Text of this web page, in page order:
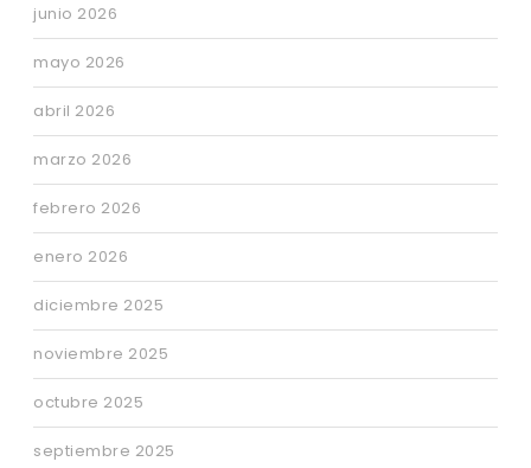
junio 2026
mayo 2026
abril 2026
marzo 2026
febrero 2026
enero 2026
diciembre 2025
noviembre 2025
octubre 2025
septiembre 2025